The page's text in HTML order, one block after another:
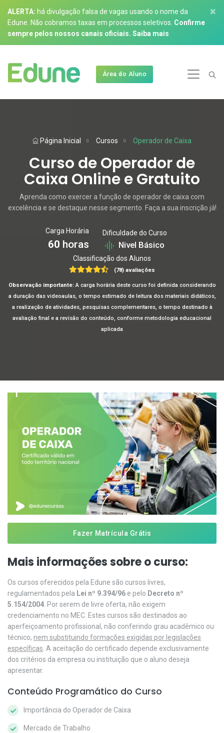
ALERTA: há divulgação falsa de vagas usando o nome da
Edune. Não cobramos taxas em processos seletivos. Confirme
sempre pelos nossos canais oficiais. Saiba mais
×
Área do Aluno
Página Inicial Cursos Operador de Caixa
Curso de Operador de
Caixa Online e Gratuito
Aprenda como exercer a função de operador de caixa com
excelência e se destaque nesse segmento. Faça a sua inscrição já!
Carga Horária
60 horas
Dificuldade do Curso
Nivel Básico
Classificação dos Alunos
(78) avaliações
Observação importante:A carga horária deste curso foi definida considerando
a duração das videoaulas, o tempo estimado de leitura dos materiais didáticos,
a realização de atividades, pesquisas complementares, o tempo destinado à
avaliação final e a revisão do conteúdo, conforme metodologia educacional
aplicada
Fazer Matrícula Grátis
Mais informações sobre o curso:
Os cursos oferecidos pela Edune são cursos livres,
regulamentados pela Lei nº 9.394/96 e pelo Decreto nº
5.154/2004 . Por serem de livre oferta, não exigem
credenciamento no MEC. Estes cursos são destinados ao
aperfeiçoamento profissional, não conferindo grau acadêmico ou
técnico, nem substituindo formações exigidas por legislações
específicas . A aceitação do certificado depende exclusivamente
dos critérios da empresa ou instituição que o aluno deseja
apresentar.
Conteúdo Programático do Curso
Importância do Operador de Caixa
Mercado de Trabalho